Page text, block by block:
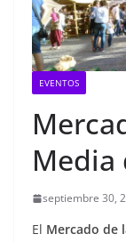
EVENTOS
Media
septiembre 30,
El Mercado de